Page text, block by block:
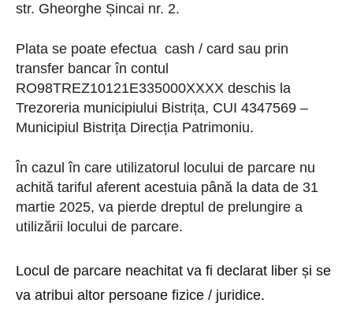
str. Gheorghe Șincai nr. 2.
Plata se poate efectua cash / card sau prin
transfer bancar în contul
RO98TREZ10121E335000XXXX deschis la
Trezoreria municipiului Bistrița, CUI 4347569 –
Municipiul Bistrița Direcția Patrimoniu.
În cazul în care utilizatorul locului de parcare nu
achită tariful aferent acestuia până la data de 31
martie 2025, va pierde dreptul de prelungire a
utilizării locului de parcare.
Locul de parcare neachitat va fi declarat liber și se
va atribui altor persoane fizice / juridice.